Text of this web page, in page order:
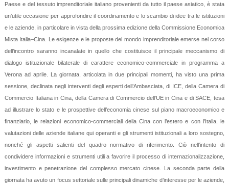
Paese e del tessuto imprenditoriale italiano provenienti da tutto il paese asiatico, è stata
un’utile occasione per approfondire il coordinamento e lo scambio di idee tra le istituzioni
e le aziende, in particolare in vista della prossima edizione della Commissione Economica
Mista Italia–Cina. Le esigenze e le proposte del mondo imprenditoriale emerse nel corso
dell’incontro saranno incanalate in quello che costituisce il principale meccanismo di
dialogo istituzionale bilaterale di carattere economico-commerciale in programma a
Verona ad aprile. La giornata, articolata in due principali momenti, ha visto una prima
sessione, declinata negli interventi degli esperti dell’Ambasciata, di ICE, della Camera di
Commercio Italiana in Cina, della Camera di Commercio dell’UE in Cina e di SACE, tesa
ad illustrare lo stato e le prospettive dell’economia cinese sul piano macroeconomico e
finanziario, le relazioni economico-commerciali della Cina con l’estero e con l’Italia, le
valutazioni delle aziende italiane qui operanti e gli strumenti istituzionali a loro sostegno,
nonché gli aspetti salienti del quadro normativo di riferimento. Ciò nell’intento di
condividere informazioni e strumenti utili a favorire il processo di internazionalizzazione,
investimento e penetrazione del complesso mercato cinese. La seconda parte della
giornata ha avuto un focus settoriale sulle principali dinamiche d’interesse per le aziende,